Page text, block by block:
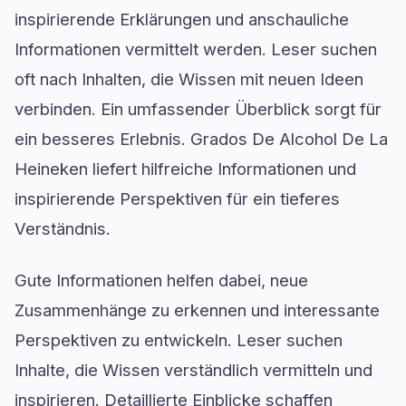
inspirierende Erklärungen und anschauliche
Informationen vermittelt werden. Leser suchen
oft nach Inhalten, die Wissen mit neuen Ideen
verbinden. Ein umfassender Überblick sorgt für
ein besseres Erlebnis. Grados De Alcohol De La
Heineken liefert hilfreiche Informationen und
inspirierende Perspektiven für ein tieferes
Verständnis.
Gute Informationen helfen dabei, neue
Zusammenhänge zu erkennen und interessante
Perspektiven zu entwickeln. Leser suchen
Inhalte, die Wissen verständlich vermitteln und
inspirieren. Detaillierte Einblicke schaffen